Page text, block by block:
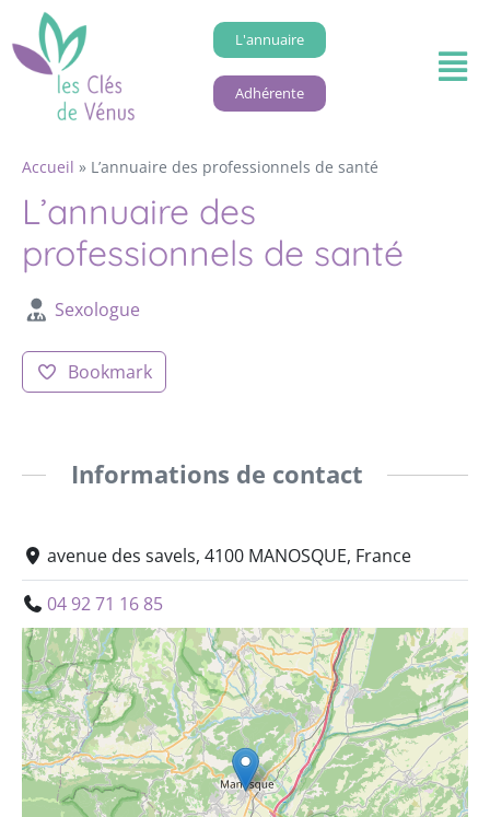
L'annuaire
Adhérente
Accueil » L’annuaire des professionnels de santé
L’annuaire des
professionnels de santé
Sexologue
Bookmark
Informations de contact
avenue des savels, 4100 MANOSQUE, France
04 92 71 16 85